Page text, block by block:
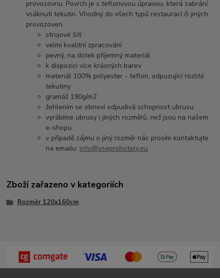
provozovnu. Povrch je s teflonovou úpravou, která zabrání
vsáknutí tekutin. Vhodný do všech typů restaurací či jiných
provozoven.
strojové šití
velmi kvalitní zpracování
pevný, na dotek příjemný materiál
k dispozici více krásných barev
materiál 100% polyester - teflon, odpuzující rozlité
tekutiny
gramáž 190g/m2
žehlením se obnoví odpudivá schopnost ubrusu
vyrábíme ubrusy i jiných rozměrů, než jsou na našem
e-shopu
v případě zájmu o jiný rozměr nás prosím kontaktujte
na emailu: info@vseprohotely.eu
Zboží zařazeno v kategoriích
Rozměr 120x160cm